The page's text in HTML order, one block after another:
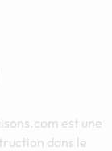
est une
dans le